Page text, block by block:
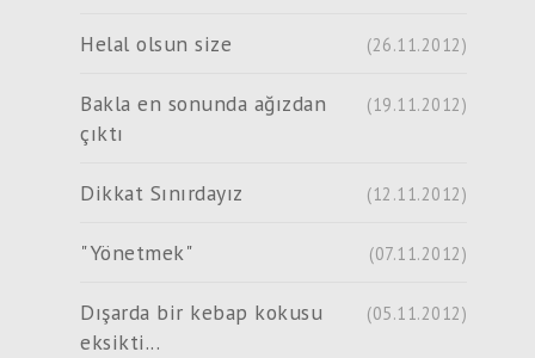
Helal olsun size (26.11.2012)
Bakla en sonunda ağızdan
çıktı
(19.11.2012)
Dikkat Sınırdayız (12.11.2012)
"Yönetmek" (07.11.2012)
Dışarda bir kebap kokusu
eksikti...
(05.11.2012)